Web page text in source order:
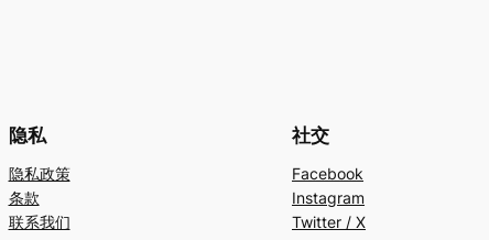
隐私
隐私政策
条款
联系我们
社交
Facebook
Instagram
Twitter / X